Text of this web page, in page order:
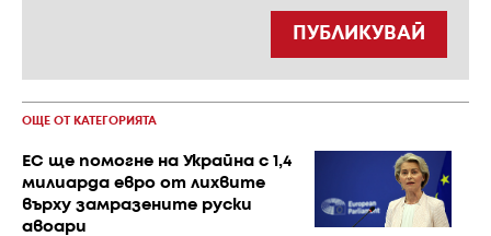
ПУБЛИКУВАЙ
ОЩЕ ОТ КАТЕГОРИЯТА
ЕС ще помогне на Украйна с 1,4
милиарда евро от лихвите
върху замразените руски
авоари